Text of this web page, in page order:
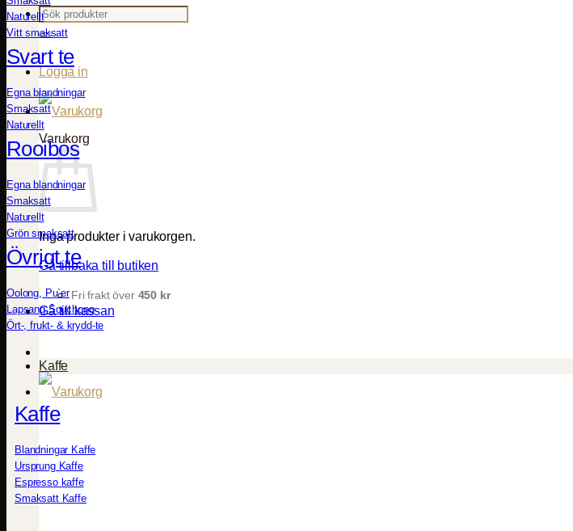
Sök
efter:
Logga in
Varukorg
Inga produkter i varukorgen.
Gå tillbaka till butiken
Fri frakt över 450 kr
Gå till kassan
Naturellt
Vitt smaksatt
Svart te
Egna blandningar
Smaksatt
Naturellt
Rooibos
Egna blandningar
Smaksatt
Naturellt
Grön smaksatt
Övrigt te
Oolong, Pu`er
Lapsang Souchong
Ört-, frukt- & krydd-te
Kaffe
Kaffe
Blandningar Kaffe
Ursprung Kaffe
Espresso kaffe
Smaksatt Kaffe